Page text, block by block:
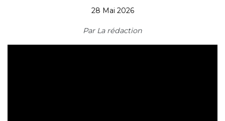
28 Mai 2026
Par La rédaction